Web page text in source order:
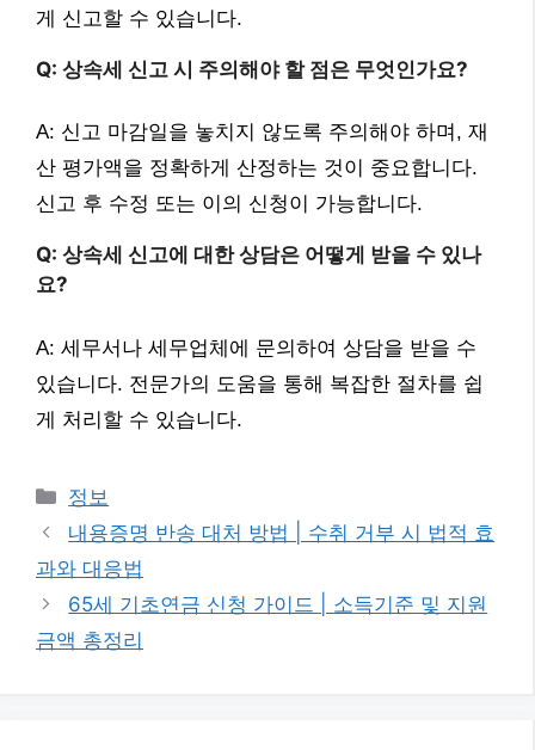
게 신고할 수 있습니다.
Q: 상속세 신고 시 주의해야 할 점은 무엇인가요?
A: 신고 마감일을 놓치지 않도록 주의해야 하며, 재
산 평가액을 정확하게 산정하는 것이 중요합니다.
신고 후 수정 또는 이의 신청이 가능합니다.
Q: 상속세 신고에 대한 상담은 어떻게 받을 수 있나
요?
A: 세무서나 세무업체에 문의하여 상담을 받을 수
있습니다. 전문가의 도움을 통해 복잡한 절차를 쉽
게 처리할 수 있습니다.
카
테
고
리
정보
내용증명 반송 대처 방법 | 수취 거부 시 법적 효
과와 대응법
65세 기초연금 신청 가이드 | 소득기준 및 지원
금액 총정리